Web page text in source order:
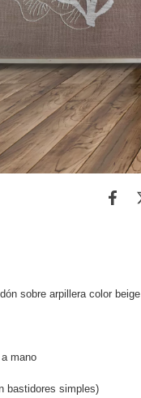
sobre arpillera color beige
mano
bastidores simples)